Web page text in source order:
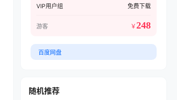
VIP用户组
免费下载
游客 ￥248
百度网盘
随机推荐